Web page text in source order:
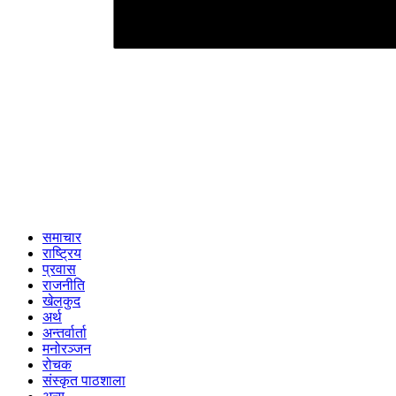
समाचार
राष्ट्रिय
प्रवास
राजनीति
खेलकुद
अर्थ
अन्तर्वार्ता
मनोरञ्जन
रोचक
संस्कृत पाठशाला